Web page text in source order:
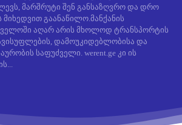
მარშრუტი შენ განსაზღვრო და დრო
გაანაწილო.მანქანის
აღარ არის მხოლოდ ტრანსპორტის
დამოუკიდებლობისა და
საფუძველი. werent.ge კი ის